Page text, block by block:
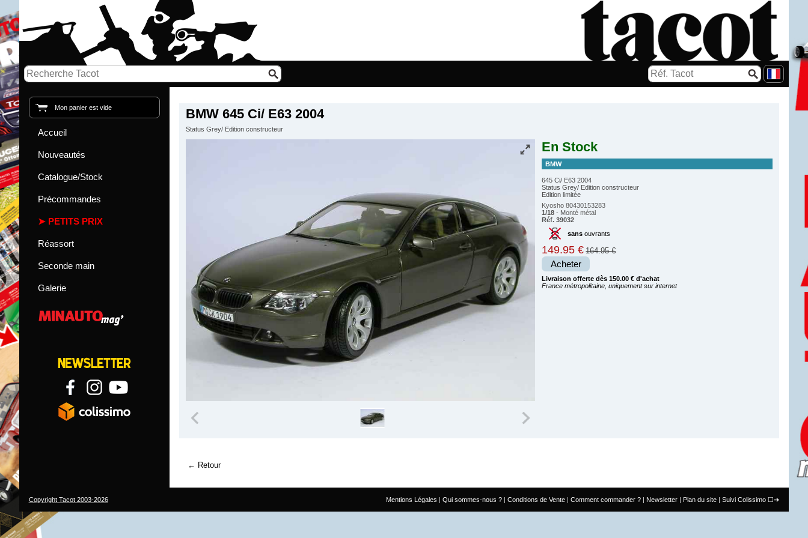
BMW 645 Ci/ E63 2004
Status Grey/ Edition constructeur
En Stock
BMW
645 Ci/ E63 2004
Status Grey/ Edition constructeur
Edition limitée
Kyosho 80430153283
1/18 - Monté métal
Réf. 39032
sansouvrants
149.95 € 164.95 €
Acheter
Livraison offerte dès 150.00 € d'achat
France métropolitaine, uniquement sur internet
Retour
Mon panier est vide
Accueil
Nouveautés
Catalogue/Stock
Précommandes
PETITS PRIX
Réassort
Seconde main
Galerie
Mentions Légales Qui sommes-nous ? Conditions de Vente Comment commander ? Newsletter Plan du site Suivi Colissimo
Copyright Tacot 2003-2026